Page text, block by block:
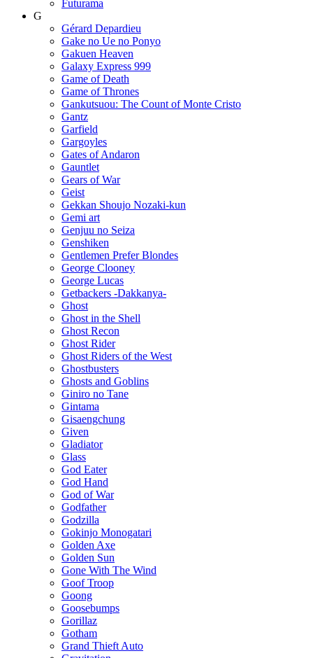
Futurama
G
Gérard Depardieu
Gake no Ue no Ponyo
Gakuen Heaven
Galaxy Express 999
Game of Death
Game of Thrones
Gankutsuou: The Count of Monte Cristo
Gantz
Garfield
Gargoyles
Gates of Andaron
Gauntlet
Gears of War
Geist
Gekkan Shoujo Nozaki-kun
Gemi art
Genjuu no Seiza
Genshiken
Gentlemen Prefer Blondes
George Clooney
George Lucas
Getbackers -Dakkanya-
Ghost
Ghost in the Shell
Ghost Recon
Ghost Rider
Ghost Riders of the West
Ghostbusters
Ghosts and Goblins
Giniro no Tane
Gintama
Gisaengchung
Given
Gladiator
Glass
God Eater
God Hand
God of War
Godfather
Godzilla
Gokinjo Monogatari
Golden Axe
Golden Sun
Gone With The Wind
Goof Troop
Goong
Goosebumps
Gorillaz
Gotham
Grand Thieft Auto